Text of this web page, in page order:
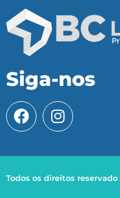
Siga-nos
Todos os direitos reservado